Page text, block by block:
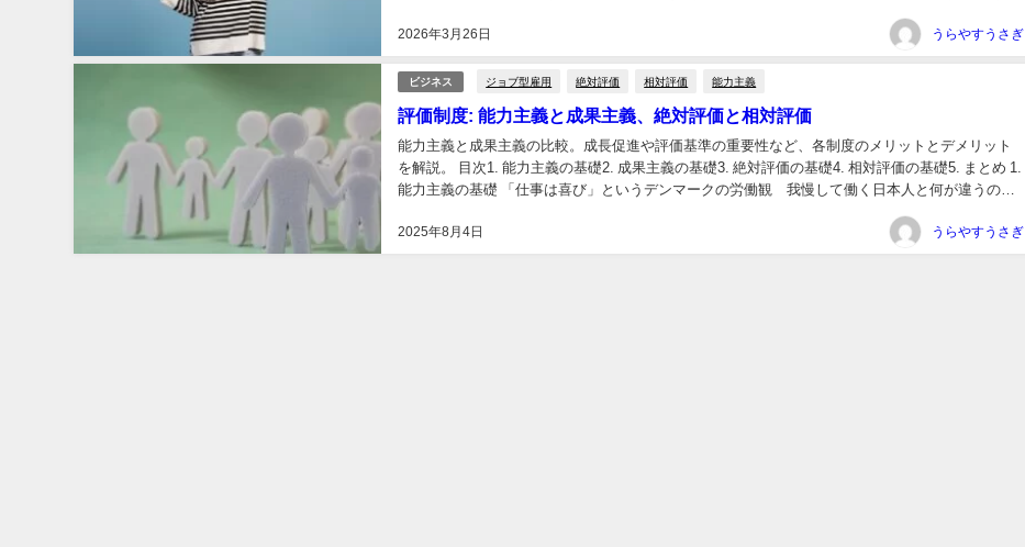
2026年3月26日 うらやすうさぎ
ビジネス ジョブ型雇用 絶対評価 相対評価 能力主義
評価制度: 能力主義と成果主義、絶対評価と相対評価
2025年8月4日
能力主義と成果主義の比較。成長促進や評価基準の重要性など、各制度のメリットとデメリット
を解説。 目次1. 能力主義の基礎2. 成果主義の基礎3. 絶対評価の基礎4. 相対評価の基礎5. まとめ 1.
能力主義の基礎 「仕事は喜び」というデンマークの労働観 我慢して働く日本人と何が違うのか?
うらやすうさぎ